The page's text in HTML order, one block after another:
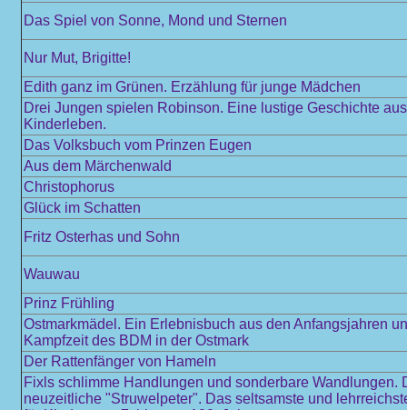
Das Spiel von Sonne, Mond und Sternen
Nur Mut, Brigitte!
Edith ganz im Grünen. Erzählung für junge Mädchen
Drei Jungen spielen Robinson. Eine lustige Geschichte
Kinderleben.
Das Volksbuch vom Prinzen Eugen
Aus dem Märchenwald
Christophorus
Glück im Schatten
Fritz Osterhas und Sohn
Wauwau
Prinz Frühling
Ostmarkmädel. Ein Erlebnisbuch aus den Anfangsjahren
Kampfzeit des BDM in der Ostmark
Der Rattenfänger von Hameln
Fixls schlimme Handlungen und sonderbare Wandlungen.
neuzeitliche "Struwelpeter". Das seltsamste und